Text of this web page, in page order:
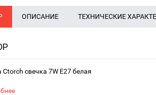
ОПИСАНИЕ ТЕХНИЧЕСКИЕ
свечка 7W E27 белая